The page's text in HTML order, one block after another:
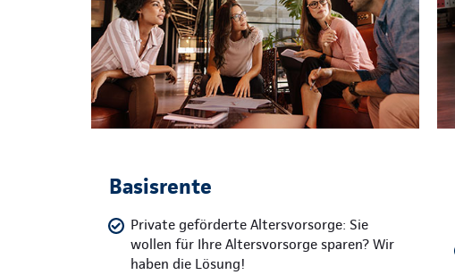
Basisrente
Private geförderte Altersvorsorge: Sie
wollen für Ihre Altersvorsorge sparen? Wir
haben die Lösung!